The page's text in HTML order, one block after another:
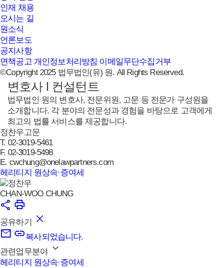
인재 채용
오시는 길
원소식
언론보도
공지사항
면책공고 개인정보처리방침 이메일무단수집거부
©Copyright 2025 법무법인(유) 원. All Rights Reserved.
변호사 l 컨설턴트
법무법인 원의 변호사, 전문위원, 고문 등 전문가 구성원을
소개합니다. 각 분야의 전문성과 경험을 바탕으로 고객에게
최고의 법률 서비스를 제공합니다.
정찬우고문
T. 02-3019-5461
F. 02-3019-5498
E. cwchung@onelawpartners.com
헤리티지 원상속·증여세
CHAN-WOO CHUNG
공유하기
복사되었습니다.
관련업무분야
헤리티지 원상속·증여세